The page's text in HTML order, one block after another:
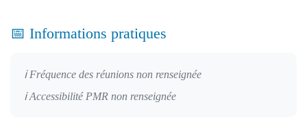
📅 Informations pratiques
ℹ️ Fréquence des réunions non renseignée
ℹ️ Accessibilité PMR non renseignée